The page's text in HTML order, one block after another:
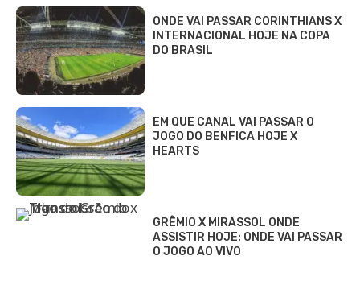
ONDE VAI PASSAR CORINTHIANS X
INTERNACIONAL HOJE NA COPA
DO BRASIL
EM QUE CANAL VAI PASSAR O
JOGO DO BENFICA HOJE X
HEARTS
GRÊMIO X MIRASSOL ONDE
ASSISTIR HOJE: ONDE VAI PASSAR
O JOGO AO VIVO